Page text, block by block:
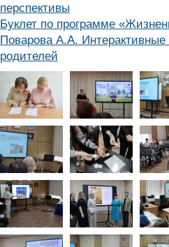
перспективы
Буклет по программе
Поварова А.А. Интерактивные
родителей